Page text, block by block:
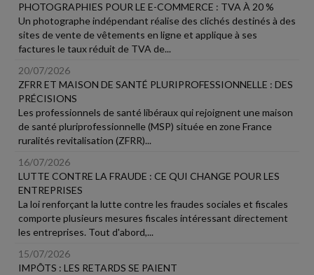
PHOTOGRAPHIES POUR LE E-COMMERCE : TVA À 20 %
Un photographe indépendant réalise des clichés destinés à des
sites de vente de vêtements en ligne et applique à ses
factures le taux réduit de TVA de...
20/07/2026
ZFRR ET MAISON DE SANTÉ PLURIPROFESSIONNELLE : DES
PRÉCISIONS
Les professionnels de santé libéraux qui rejoignent une maison
de santé pluriprofessionnelle (MSP) située en zone France
ruralités revitalisation (ZFRR)...
16/07/2026
LUTTE CONTRE LA FRAUDE : CE QUI CHANGE POUR LES
ENTREPRISES
La loi renforçant la lutte contre les fraudes sociales et fiscales
comporte plusieurs mesures fiscales intéressant directement
les entreprises. Tout d'abord,...
15/07/2026
IMPÔTS : LES RETARDS SE PAIENT